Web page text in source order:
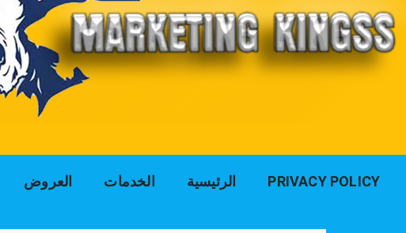
ملوك التسويق العروض الخدمات الرئيسية PRIVACY POLICY